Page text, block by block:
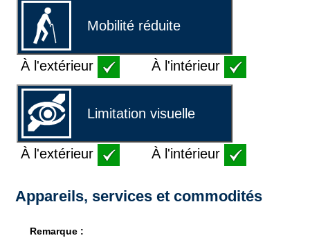
Mobilité réduite
À l'extérieur À l'intérieur
Limitation visuelle
À l'extérieur À l'intérieur
Appareils, services et commodités
Remarque :